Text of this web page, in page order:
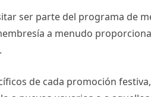
ser parte del programa de
a menudo
de cada promoción